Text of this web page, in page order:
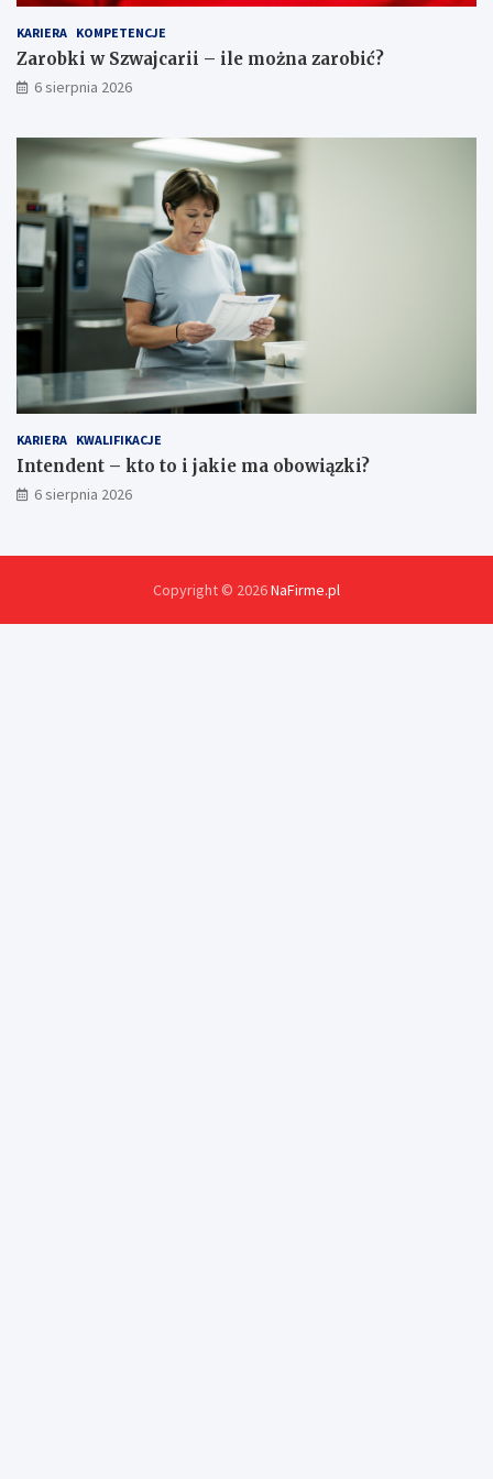
i
w
y
m
g
n
i
a
KARIERA KOMPETENCJE
Zarobki w Szwajcarii – ile można zarobić?
6 sierpnia 2026
KARIERA KWALIFIKACJE
Intendent – kto to i jakie ma obowiązki?
6 sierpnia 2026
Copyright © 2026NaFirme.pl